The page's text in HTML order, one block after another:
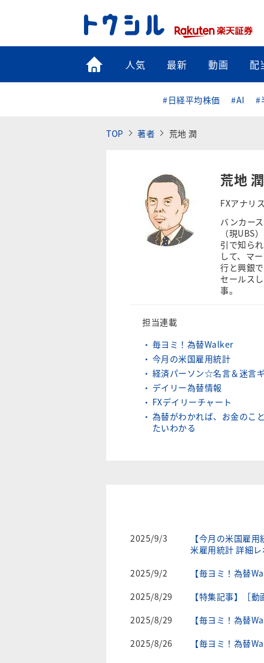
トップ
人気 最新 動画 配
#日経平均株価 #AI #
TOP 著者 荒地 潤
荒地 潤
FXアナリ
バンカー
（現UBS
引で知ら
して、マ
行と興銀
セールス
事。
担当連載
毎ヨミ！為替Walker
今月の米国雇用統計
経済パーソン☆名言＆迷言
デイリー為替情報
FXデイリーチャート
為替がわかれば、お金のこ
たいわかる
2025/9/3
【今月の米国雇
米雇用統計 詳細レ
2025/9/2
【毎ヨミ！為替
2025/8/29
【特集記事】［
2025/8/29
【毎ヨミ！為替
2025/8/26
【毎ヨミ！為替